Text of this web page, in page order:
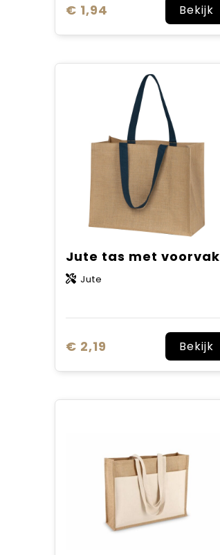
€ 1,94 Bekijk
Jute tas met voorvak
Jute
€ 2,19 Bekijk